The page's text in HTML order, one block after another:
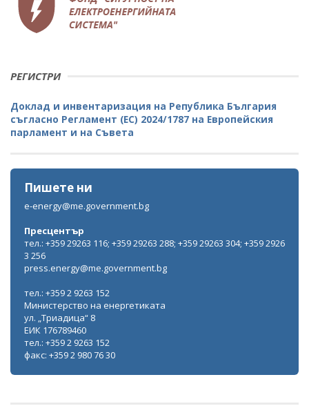
РЕГИСТРИ
Доклад и инвентаризация на Република България
съгласно Регламент (ЕС) 2024/1787 на Европейския
парламент и на Съвета
Пишете ни
e-energy@me.government.bg
Пресцентър
тел.: +359 29263 116; +359 29263 288; +359 29263 304; +359 2926
3 256
press.energy@me.government.bg
тел.: +359 2 9263 152
Министерство на енергетиката
ул. „Триадица“ 8
ЕИК 176789460
тел.: +359 2 9263 152
факс: +359 2 980 76 30